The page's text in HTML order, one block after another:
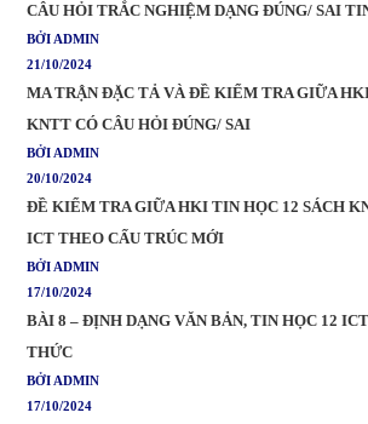
CÂU HỎI TRẮC NGHIỆM DẠNG ĐÚNG/ SAI
BỞI ADMIN
21/10/2024
MA TRẬN ĐẶC TẢ VÀ ĐỀ KIỂM TRA GIỮA
KNTT CÓ CÂU HỎI ĐÚNG/ SAI
BỞI ADMIN
20/10/2024
ĐỀ KIỂM TRA GIỮA HKI TIN HỌC 12 SÁCH
ICT THEO CẤU TRÚC MỚI
BỞI ADMIN
17/10/2024
BÀI 8 – ĐỊNH DẠNG VĂN BẢN, TIN HỌC 12
THỨC
BỞI ADMIN
17/10/2024